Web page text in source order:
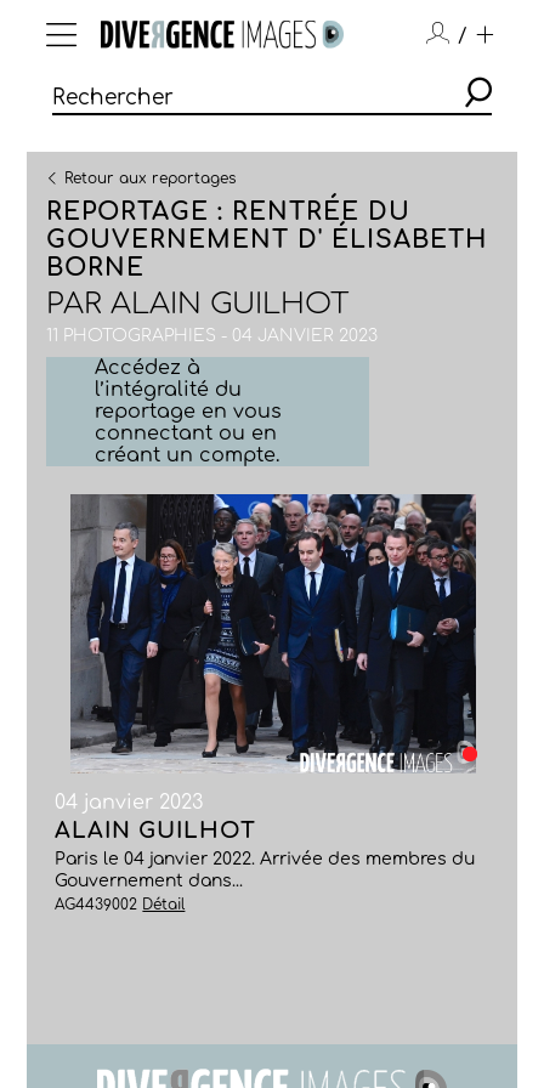
/
Retour aux reportages
REPORTAGE : RENTRÉE DU
GOUVERNEMENT D' ÉLISABETH
BORNE
PARALAIN GUILHOT
11 PHOTOGRAPHIES - 04 JANVIER 2023
Accédez à
l’intégralité du
reportage en vous
connectant ou en
créant un compte.
04 janvier 2023
ALAIN GUILHOT
Paris le 04 janvier 2022. Arrivée des membres du
Gouvernement dans...
AG4439002 Détail